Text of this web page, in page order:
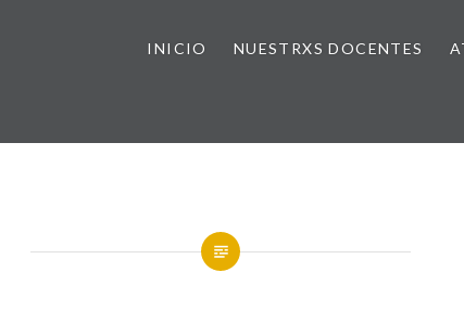
INICIO NUESTRXS DOCENTES